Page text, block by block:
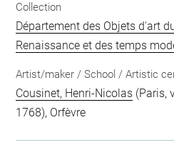
Collection
Département des Objets d'art
Renaissance et des temps
Artist/maker / School / Artistic
Cousinet, Henri-Nicolas (Paris,
1768), Orfèvre